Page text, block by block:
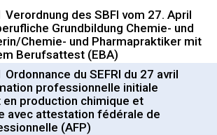
Verordnung des SBFI vom 27. April
Grundbildung Chemie- und
Chemie- und Pharmapraktiker mit
Berufsattest (EBA)
du SEFRI du 27 avril
professionnelle initiale
production chimique et
avec attestation fédérale de
(AFP)